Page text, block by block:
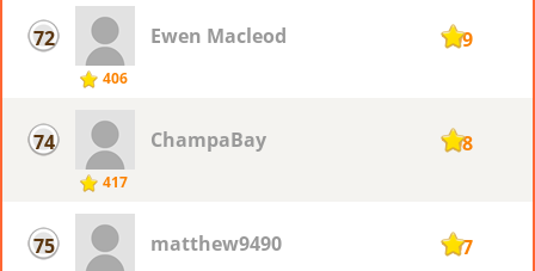
72
406
Ewen Macleod 109
74
417
ChampaBay 108
75 matthew9490 107